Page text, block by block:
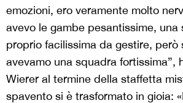
emozioni, ero veramente molto
avevo le gambe pesantissime, una
proprio facilissima da gestire, però
avevamo una squadra fortissima”,
Wierer al termine della staffetta
spavento si è trasformato in gioia: